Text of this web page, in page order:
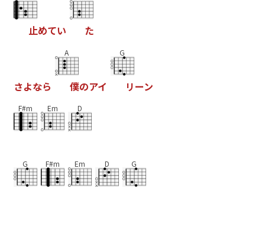
止めてい た
さよなら
A
僕のアイ
G
リーン
F#m Em D
G F#m Em D G